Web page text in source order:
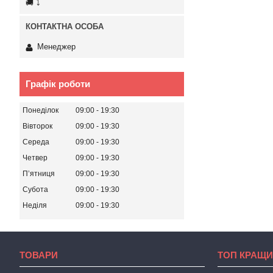
🚚 ⤵
Менеджер
Графік роботи
Понеділок 09:00
19:30
Вівторок
09:00
19:30
Середа
09:00
19:30
Четвер
09:00
19:30
Пʼятниця
09:00
19:30
Субота
09:00
19:30
Неділя
09:00 19:30
ТОВАРИ ТОП